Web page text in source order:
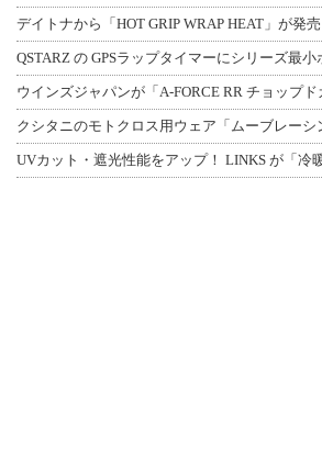
デイトナから「HOT GRIP WRAP HEAT」が発
QSTARZ の GPSラップタイマーにシリーズ最
ウインズジャパンが「A-FORCE RR チョップ